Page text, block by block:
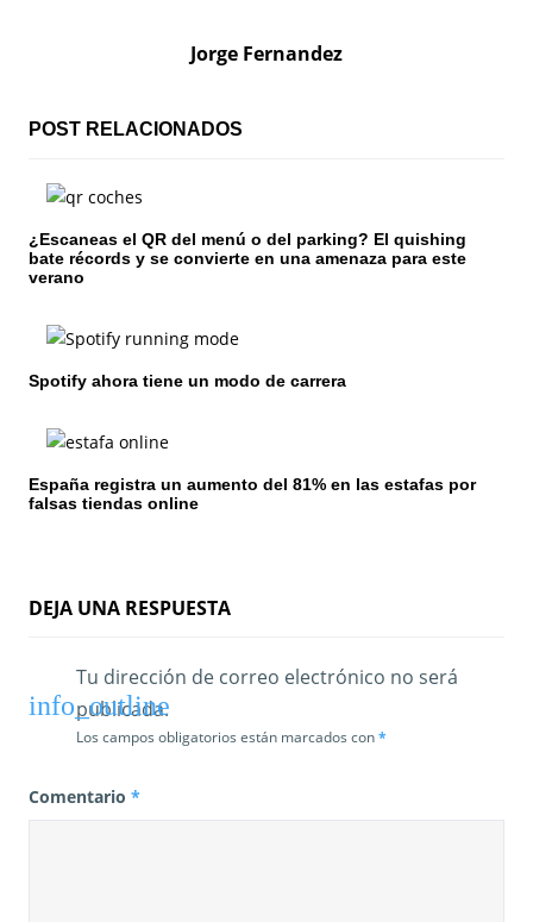
c
ó
n
d
e
n
t
a
s
Jorge Fernandez
POST RELACIONADOS
¿Escaneas el QR del menú o del parking? El quishing
bate récords y se convierte en una amenaza para este
verano
Spotify ahora tiene un modo de carrera
España registra un aumento del 81% en las estafas por
falsas tiendas online
DEJA UNA RESPUESTA
Tu dirección de correo electrónico no será
publicada.
Los campos obligatorios están marcados con*
Comentario *